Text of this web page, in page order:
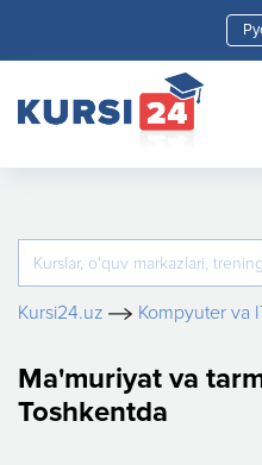
Kursi24.uz Kompyuter va
Ma'muriyat va
Toshkentda